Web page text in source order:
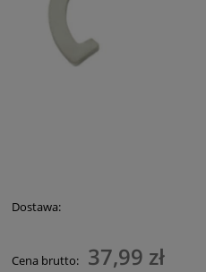
Dostawa:
Cena brutto: 37,99 zł